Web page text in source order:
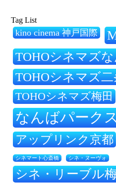
Tag List
kino cinema 神戸国際
TOHOシネマズ
TOHOシネマズ
TOHOシネマズ梅田
なんばパーク
アップリンク京都
シネマート心斎橋 シネ・ヌーヴォ
シネ・リーブル